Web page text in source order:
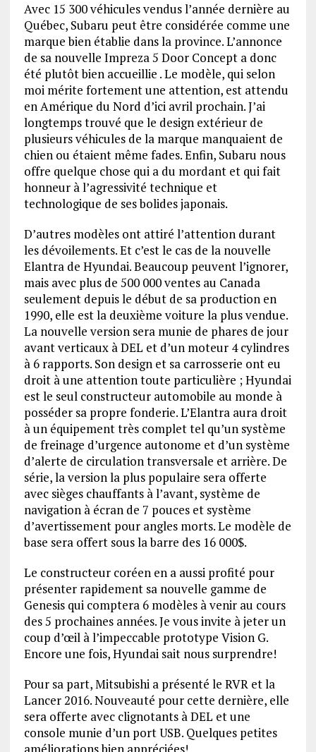
Avec 15 300 véhicules vendus l’année dernière au
Québec, Subaru peut être considérée comme une
marque bien établie dans la province. L’annonce
de sa nouvelle Impreza 5 Door Concept a donc
été plutôt bien accueillie . Le modèle, qui selon
moi mérite fortement une attention, est attendu
en Amérique du Nord d’ici avril prochain. J’ai
longtemps trouvé que le design extérieur de
plusieurs véhicules de la marque manquaient de
chien ou étaient même fades. Enfin, Subaru nous
offre quelque chose qui a du mordant et qui fait
honneur à l’agressivité technique et
technologique de ses bolides japonais.
D’autres modèles ont attiré l’attention durant
les dévoilements. Et c’est le cas de la nouvelle
Elantra de Hyundai. Beaucoup peuvent l’ignorer,
mais avec plus de 500 000 ventes au Canada
seulement depuis le début de sa production en
1990, elle est la deuxième voiture la plus vendue.
La nouvelle version sera munie de phares de jour
avant verticaux à DEL et d’un moteur 4 cylindres
à 6 rapports. Son design et sa carrosserie ont eu
droit à une attention toute particulière ; Hyundai
est le seul constructeur automobile au monde à
posséder sa propre fonderie. L’Elantra aura droit
à un équipement très complet tel qu’un système
de freinage d’urgence autonome et d’un système
d’alerte de circulation transversale et arrière. De
série, la version la plus populaire sera offerte
avec sièges chauffants à l’avant, système de
navigation à écran de 7 pouces et système
d’avertissement pour angles morts. Le modèle de
base sera offert sous la barre des 16 000$.
Le constructeur coréen en a aussi profité pour
présenter rapidement sa nouvelle gamme de
Genesis qui comptera 6 modèles à venir au cours
des 5 prochaines années. Je vous invite à jeter un
coup d’œil à l’impeccable prototype Vision G.
Encore une fois, Hyundai sait nous surprendre!
Pour sa part, Mitsubishi a présenté le RVR et la
Lancer 2016. Nouveauté pour cette dernière, elle
sera offerte avec clignotants à DEL et une
console munie d’un port USB. Quelques petites